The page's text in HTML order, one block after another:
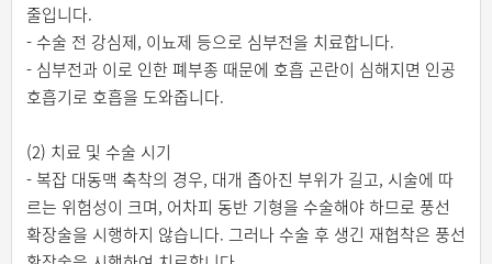
줄입니다.
- 수술 전 강심제, 이뇨제 등으로 심부전을 치료합니다.
- 심부전과 이로 인한 폐부종 때문에 호흡 곤란이 심해지면 인공
호흡기로 호흡을 도와줍니다.
(2) 치료 및 수술 시기
- 복잡 대동맥 축착의 경우, 대개 좁아진 부위가 길고, 시술에 따
르는 위험성이 크며, 어차피 동반 기형을 수술해야 하므로 풍선
확장술을 시행하지 않습니다. 그러나 수술 후 생긴 재협착은 풍선